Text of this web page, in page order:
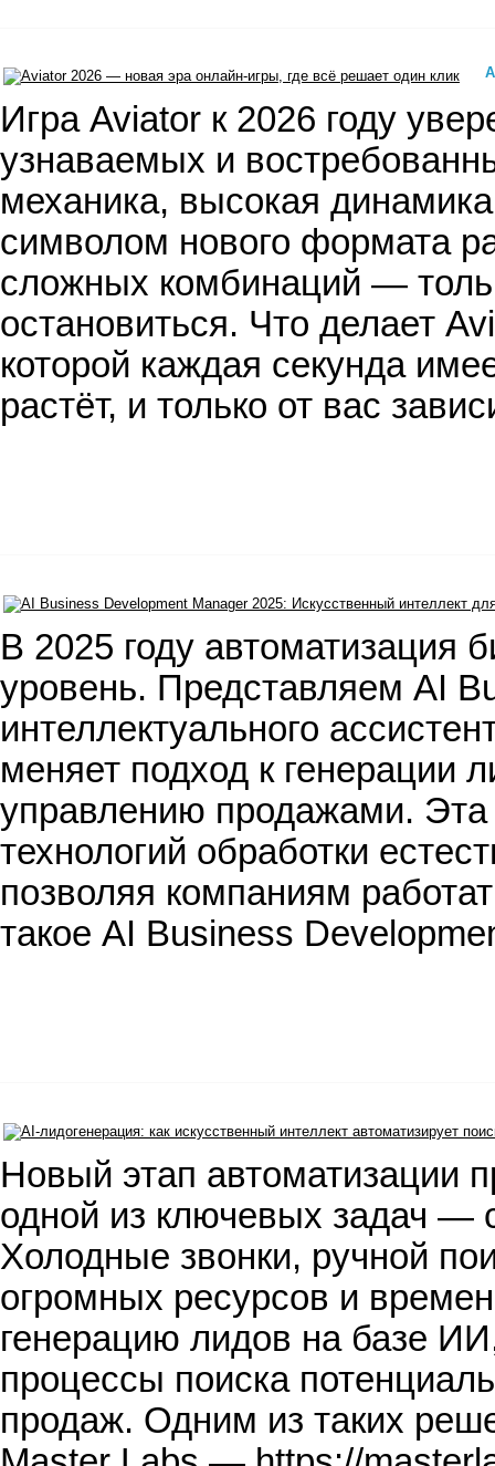
Игра Aviator к 2026 году
узнаваемых и
механика, высокая
символом нового формата
сложных комбинаций —
остановиться. Что делает
которой каждая секунда
растёт, и только от вас
В 2025 году автоматизация
уровень. Представляем AI
интеллектуального
меняет подход к генерации
управлению продажами.
технологий обработки
позволяя компаниям
такое AI Business
Новый этап автоматизации
одной из ключевых задач —
Холодные звонки, ручной
огромных ресурсов и
генерацию лидов на базе
процессы поиска
продаж. Одним из таких